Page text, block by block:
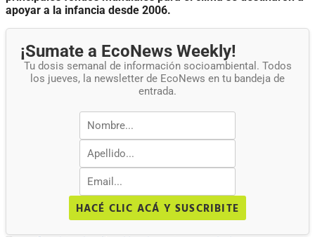
apoyar a la infancia desde 2006.
¡Sumate a EcoNews Weekly!
Tu dosis semanal de información socioambiental. Todos
los jueves, la newsletter de EcoNews en tu bandeja de
entrada.
HACÉ CLIC ACÁ Y SUSCRIBITE